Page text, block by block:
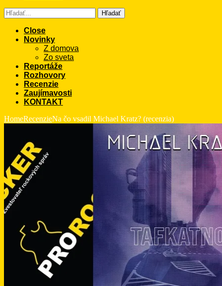
Hľadať
Close
Novinky
Z domova
Zo sveta
Reportáže
Rozhovory
Recenzie
Zaujímavosti
KONTAKT
HomeRecenzieNa čo vsadil Michael Kratz? (recenzia)